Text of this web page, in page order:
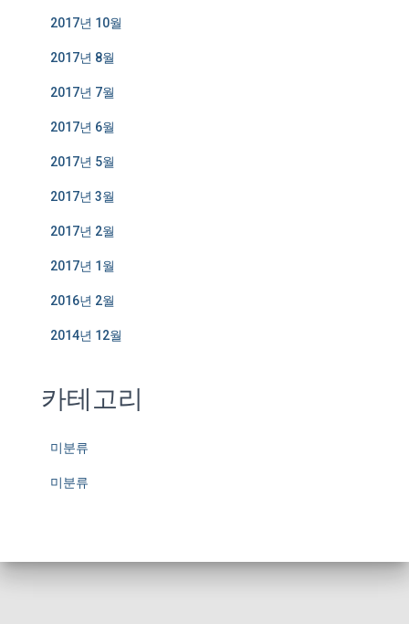
2017년 10월
2017년 8월
2017년 7월
2017년 6월
2017년 5월
2017년 3월
2017년 2월
2017년 1월
2016년 2월
2014년 12월
카테고리
미분류
미분류